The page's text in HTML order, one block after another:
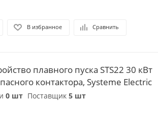
В избранное Сравнить
плавного пуска STS22 30 кВт
контактора, Systeme Electric
0 шт Поставщик 5 шт